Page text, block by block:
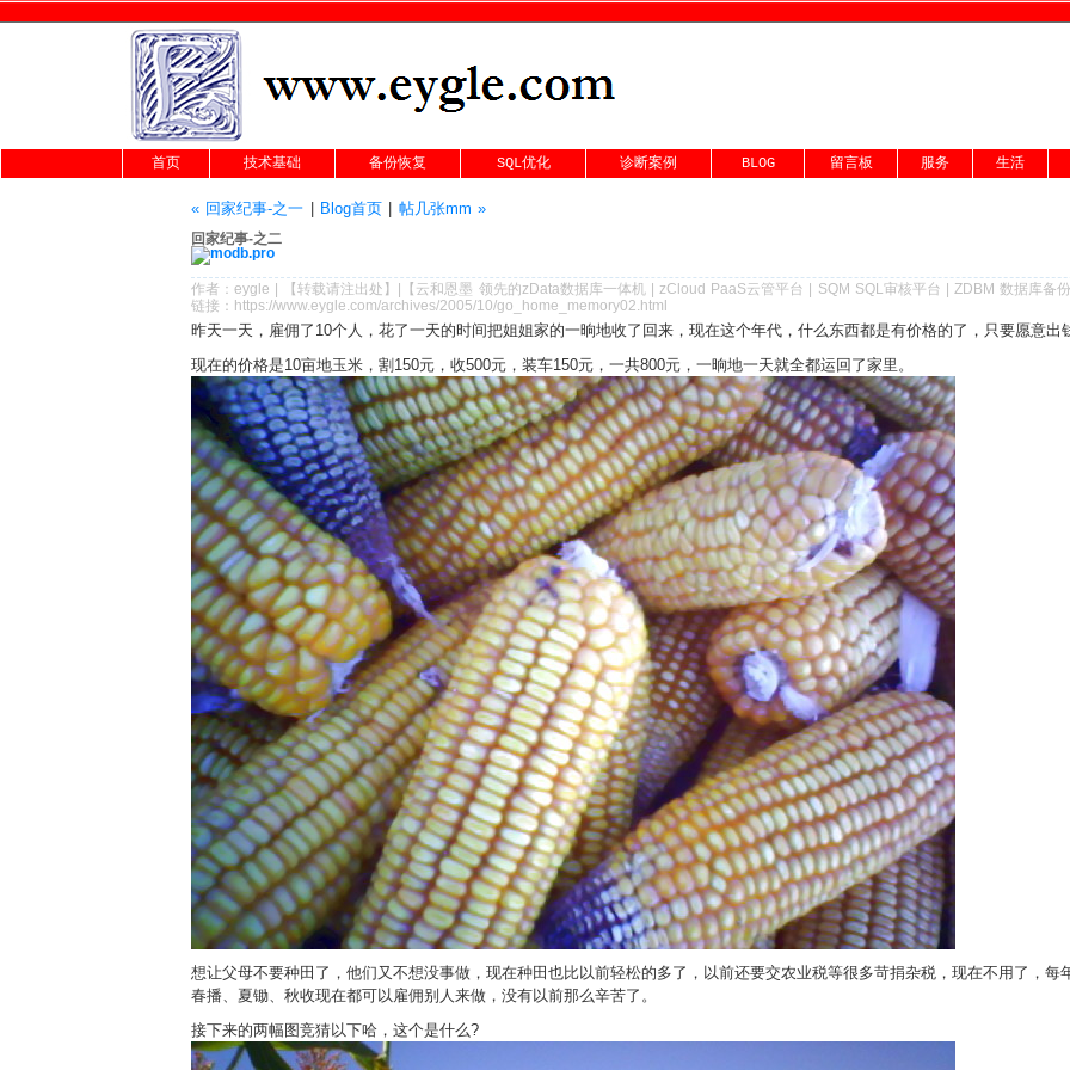
首页 技术基础 备份恢复 SQL优化 诊断案例 BLOG 留言板 服务 生活
« 回家纪事-之一 Blog首页| 帖几张mm »
回家纪事-之二
作者： eygle 【转载请注出处 】|【 云和恩墨 领先的zData数据库一体机|zCloud PaaS云管平台 SQM SQL审核平台 |ZDBM 数据库备
链接： https://www.eygle.com/archives/2005/10/go_home_memory02.html
昨天一天，雇佣了10个人，花了一天的时间把姐姐家的一晌地收了回来，现在这个年代，什么东西都是有价格的了，只要愿意出
现在的价格是10亩地玉米，割150元，收500元，装车150元，一共800元，一晌地一天就全都运回了家里。
想让父母不要种田了，他们又不想没事做，现在种田也比以前轻松的多了，以前还要交农业税等很多苛捐杂税，现在不用了，每
春播、夏锄、秋收现在都可以雇佣别人来做，没有以前那么辛苦了。
接下来的两幅图竞猜以下哈，这个是什么?